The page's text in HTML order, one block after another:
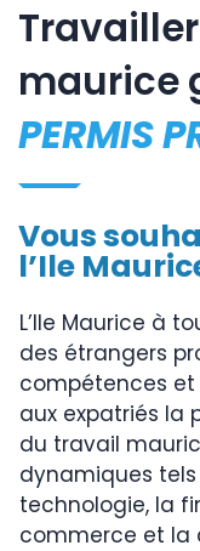
maurice
PERMIS
Vous
l’Ile
L’Ile Maurice à
des étrangers
compétences et
aux expatriés la
du travail
dynamiques
technologie, la
commerce et la